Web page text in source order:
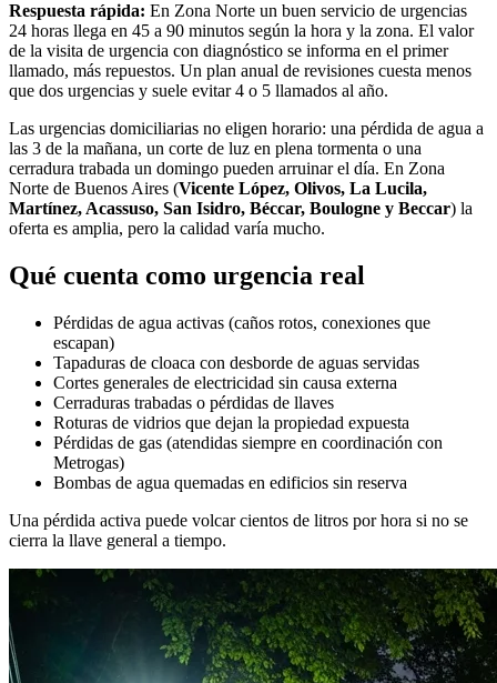
Respuesta rápida: En Zona Norte un buen servicio de urgencias
24 horas llega en 45 a 90 minutos según la hora y la zona. El valor
de la visita de urgencia con diagnóstico se informa en el primer
llamado, más repuestos. Un plan anual de revisiones cuesta menos
que dos urgencias y suele evitar 4 o 5 llamados al año.
Las urgencias domiciliarias no eligen horario: una pérdida de agua a
las 3 de la mañana, un corte de luz en plena tormenta o una
cerradura trabada un domingo pueden arruinar el día. En Zona
Norte de Buenos Aires (Vicente López, Olivos, La Lucila,
Martínez, Acassuso, San Isidro, Béccar, Boulogne y Beccar) la
oferta es amplia, pero la calidad varía mucho.
Qué cuenta como urgencia real
Pérdidas de agua activas (caños rotos, conexiones que
escapan)
Tapaduras de cloaca con desborde de aguas servidas
Cortes generales de electricidad sin causa externa
Cerraduras trabadas o pérdidas de llaves
Roturas de vidrios que dejan la propiedad expuesta
Pérdidas de gas (atendidas siempre en coordinación con
Metrogas)
Bombas de agua quemadas en edificios sin reserva
Una pérdida activa puede volcar cientos de litros por hora si no se
cierra la llave general a tiempo.